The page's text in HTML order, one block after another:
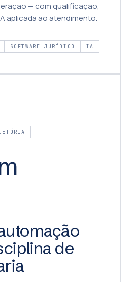
— com qualificação,
aplicada ao atendimento.
SOFTWARE JURÍDICO IA
de